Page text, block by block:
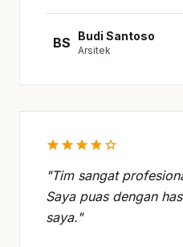
BS Budi Santoso
Arsitek
starstarstarstarstar
"Tim sangat
Saya puas dengan
saya."